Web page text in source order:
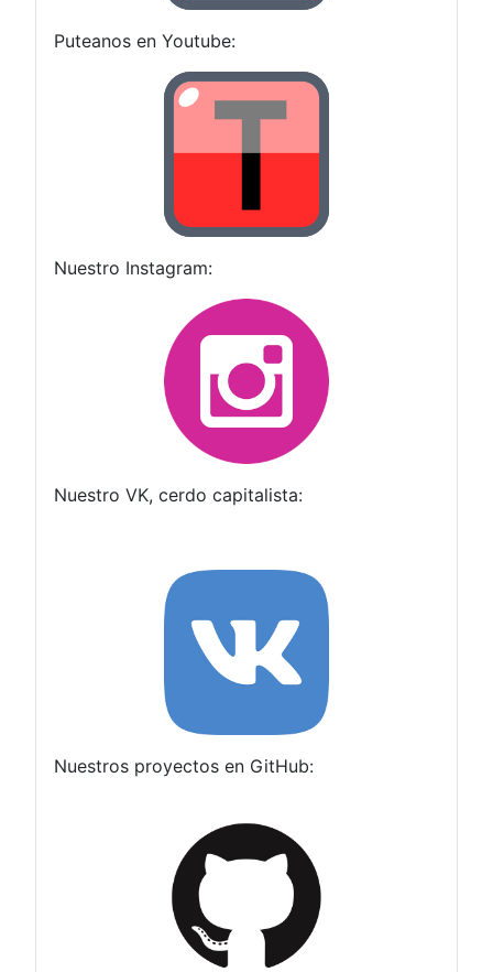
Puteanos en Youtube:
Nuestro Instagram:
Nuestro VK, cerdo capitalista:
Nuestros proyectos en GitHub: